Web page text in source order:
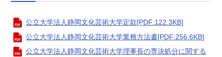
公立大学法人静岡文化芸術大学定款[PDF:122.3KB]
公立大学法人静岡文化芸術大学業務方法書[PDF:256.6KB]
公立大学法人静岡文化芸術大学理事長の専決処分に関する